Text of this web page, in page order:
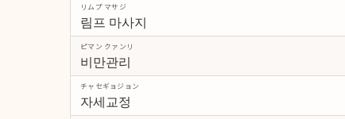
림프 마사지
リムプ マサジ
비만관리
ピマン クァンリ
자세교정
チャセギョジョン